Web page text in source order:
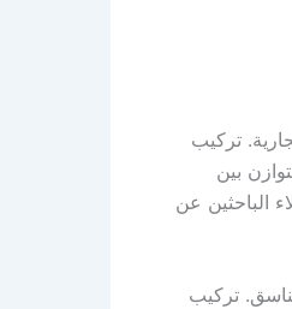
تركيب
بين
الباحثين عن
تركيب